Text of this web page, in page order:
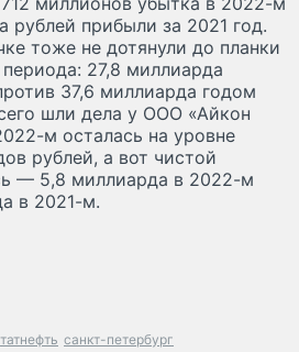
рублей прибыли за 2021 год.
тоже не дотянули до планки
27,8 миллиарда
37,6 миллиарда годом
шли дела у ООО «Айкон
м осталась на уровне
рублей, а вот чистой
— 5,8 миллиарда в 2022-м
в 2021-м.
татнефть санкт-петербург